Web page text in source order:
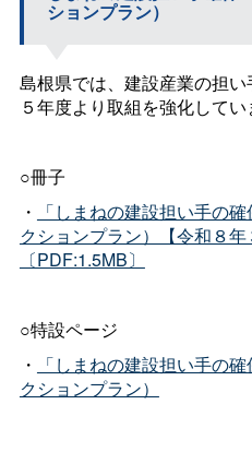
ションプラン）
島根県では、建設産業の担
５年度より取組を強化してい
○冊子
・
「しまねの建設担い手の
クションプラン）【令和８年
〔PDF:1.5MB〕
○特設ページ
・
「しまねの建設担い手の
クションプラン）